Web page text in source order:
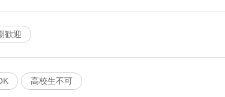
歓迎
高校生不可